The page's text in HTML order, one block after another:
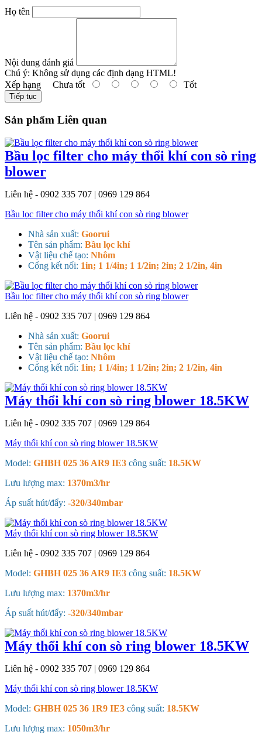
Họ tên
Nội dung đánh giá
Chú ý: Không sử dụng các định dạng HTML!
Xếp hạng Chưa tốt Tốt
Tiếp tục
Sản phẩm Liên quan
Bầu lọc filter cho máy thổi khí con sò ring
blower
Liên hệ - 0902 335 707 | 0969 129 864
Bầu lọc filter cho máy thổi khí con sò ring blower
Nhà sản xuất: Goorui
Tên sản phẩm: Bầu lọc khí
Vật liệu chế tạo: Nhôm
Cổng kết nối: 1in; 1 1/4in; 1 1/2in; 2in; 2 1/2in, 4in
Bầu lọc filter cho máy thổi khí con sò ring blower
Liên hệ - 0902 335 707 | 0969 129 864
Nhà sản xuất: Goorui
Tên sản phẩm: Bầu lọc khí
Vật liệu chế tạo: Nhôm
Cổng kết nối: 1in; 1 1/4in; 1 1/2in; 2in; 2 1/2in, 4in
Máy thổi khí con sò ring blower 18.5KW
Liên hệ - 0902 335 707 | 0969 129 864
Máy thổi khí con sò ring blower 18.5KW
Model: GHBH 025 36 AR9 IE3 công suất: 18.5KW
Lưu lượng max: 1370m3/hr
Áp suất hút/đẩy: -320/340mbar
Máy thổi khí con sò ring blower 18.5KW
Liên hệ - 0902 335 707 | 0969 129 864
Model: GHBH 025 36 AR9 IE3 công suất: 18.5KW
Lưu lượng max: 1370m3/hr
Áp suất hút/đẩy: -320/340mbar
Máy thổi khí con sò ring blower 18.5KW
Liên hệ - 0902 335 707 | 0969 129 864
Máy thổi khí con sò ring blower 18.5KW
Model: GHBH 025 36 1R9 IE3 công suất: 18.5KW
Lưu lượng max: 1050m3/hr